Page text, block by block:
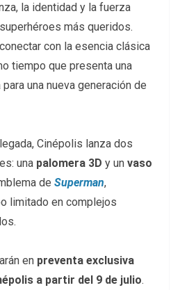
la identidad y la fuerza
más queridos.
con la esencia clásica
tiempo que presenta una
una nueva generación de
Cinépolis lanza dos
una palomera 3D y un vaso
de Superman,
limitado en complejos
en preventa exclusiva
a partir del 9 de julio.